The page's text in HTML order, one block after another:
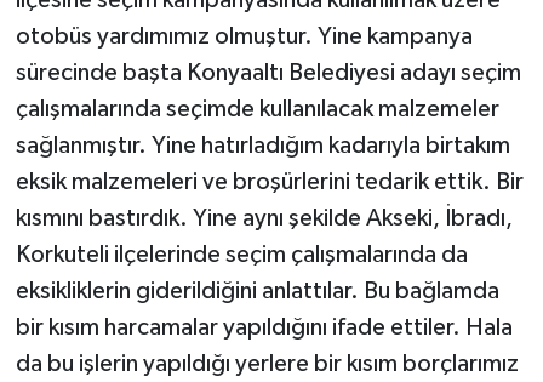
otobüs yardımımız olmuştur. Yine kampanya
sürecinde başta Konyaaltı Belediyesi adayı seçim
çalışmalarında seçimde kullanılacak malzemeler
sağlanmıştır. Yine hatırladığım kadarıyla birtakım
eksik malzemeleri ve broşürlerini tedarik ettik. Bir
kısmını bastırdık. Yine aynı şekilde Akseki, İbradı,
Korkuteli ilçelerinde seçim çalışmalarında da
eksikliklerin giderildiğini anlattılar. Bu bağlamda
bir kısım harcamalar yapıldığını ifade ettiler. Hala
da bu işlerin yapıldığı yerlere bir kısım borçlarımız